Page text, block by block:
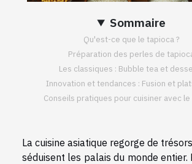
Sommaire
Qu'est-ce que le tapioca ?
Préparation des perles de
Les classiques : Bubble tea et
Innovation et tendances : Fusion et
Conseils pratiques pour cuisiner avec
La cuisine asiatique regorge de
séduisent les palais du monde entier.